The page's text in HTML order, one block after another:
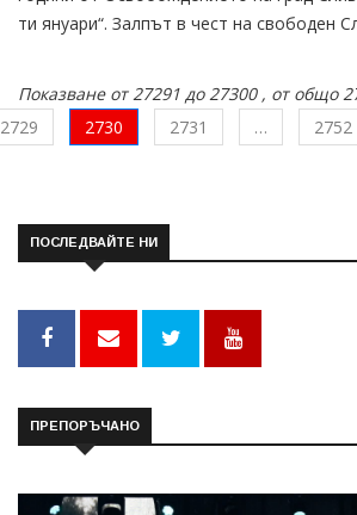
ти януари“. Залпът в чест на свободен
Показване от 27291 до 27300 , от общо
2729
2730 2731 … 2752
ПОСЛЕДВАЙТЕ НИ
ПРЕПОРЪЧАНО